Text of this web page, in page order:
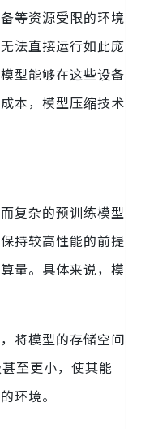
等资源受限的环境
法直接运行如此庞
型能够在这些设备
本，模型压缩技术
复杂的预训练模型
持较高性能的前提
量。具体来说，模
将模型的存储空间
至更小，使其能
环境。